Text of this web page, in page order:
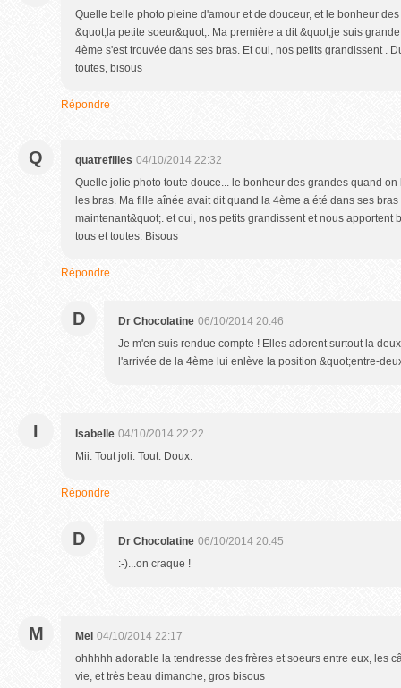
Quelle belle photo pleine d'amour et de douceur, et le bonheur
&quot;la petite soeur&quot;. Ma première a dit &quot;je suis
4ème s'est trouvée dans ses bras. Et oui, nos petits grandissent .
toutes, bisous
Répondre
Q quatrefilles 04/10/2014 22:32
Quelle jolie photo toute douce... le bonheur des grandes quand
les bras. Ma fille aînée avait dit quand la 4ème a été dans ses
maintenant&quot;. et oui, nos petits grandissent et nous apportent
tous et toutes. Bisous
Répondre
D Dr Chocolatine 06/10/2014 20:46
Je m'en suis rendue compte ! Elles adorent surtout la
l'arrivée de la 4ème lui enlève la position &quot;entre-
I Isabelle 04/10/2014 22:22
Mii. Tout joli. Tout. Doux.
Répondre
D Dr Chocolatine 06/10/2014 20:45
:-)...on craque !
M Mel 04/10/2014 22:17
ohhhhh adorable la tendresse des frères et soeurs entre eux, les
vie, et très beau dimanche, gros bisous